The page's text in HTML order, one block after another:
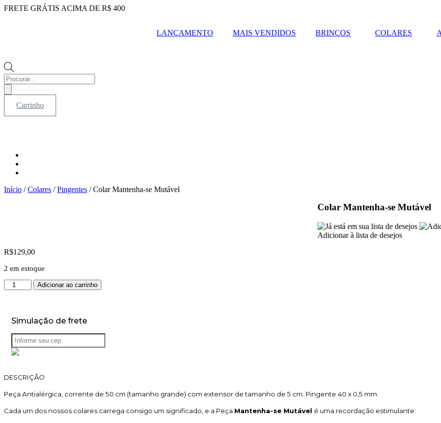
Ir
FRETE GRÁTIS ACIMA DE R$ 400
LANÇAMENTO MAIS VENDIDOS BRINCOS COLARES
Pesquisar
produtos
Carrinho
Início /Colares /Pingentes / Colar Mantenha-se Mutável
Colar Mantenha-se Mutável
Adicionar à lista de desejos
R$129,00
2 em estoque
Colar
Mantenha-
quantidade
Adicionar ao carrinho
Simulação de frete
DESCRIÇÃO
Peça Antialérgica, corrente de 50 cm (tamanho grande) com extensor de tamanho de 5 cm. Pingente 40 x 0,5 mm.
Cada um dos nossos colares carrega consigo um significado, e a Peça Mantenha-se Mutável é uma recordação estimulante: